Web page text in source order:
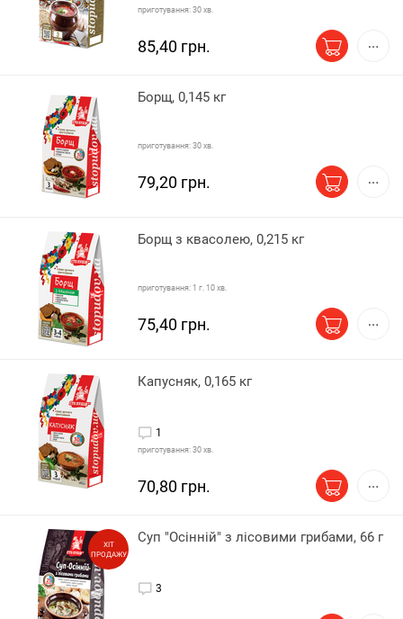
приготування: 30 хв.
85,40 грн.
Борщ, 0,145 кг
приготування: 30 хв.
79,20 грн.
Борщ з квасолею, 0,215 кг
приготування: 1 г. 10 хв.
75,40 грн.
Капусняк, 0,165 кг
1
приготування: 30 хв.
70,80 грн.
ХІТ
ПРОДАЖУ
Суп "Осінній" з лісовими грибами, 66 г
3